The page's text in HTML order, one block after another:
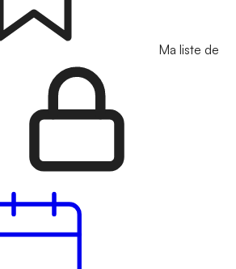
Ma liste de